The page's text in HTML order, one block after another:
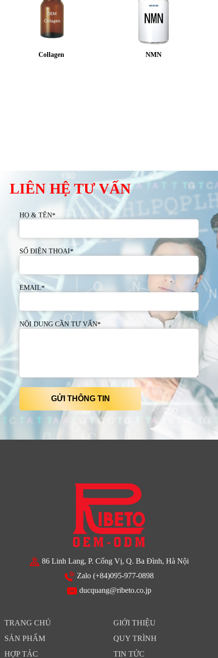
Collagen NMN
LIÊN HỆ TƯ VẤN
HỌ & TÊN*
SỐ ĐIỆN THOẠI*
EMAIL*
NỘI DUNG CẦN TƯ VẤN*
GỬI THÔNG TIN
86 Linh Lang, P. Cống Vị, Q. Ba Đình, Hà Nội
Zalo (+84)095-977-0898
ducquang@ribeto.co.jp
TRANG CHỦ
GIỚI THIỆU
SẢN PHẨM
QUY TRÌNH
HỢP TÁC
TIN TỨC